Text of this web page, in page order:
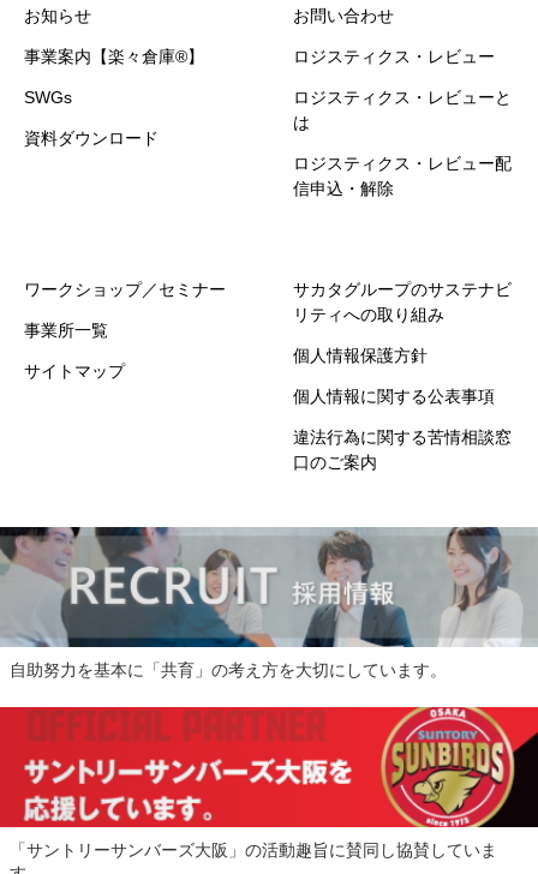
お知らせ
事業案内【楽々倉庫®】
SWGs
資料ダウンロード
お問い合わせ
ロジスティクス・レビュー
ロジスティクス・レビューと
は
ロジスティクス・レビュー配
信申込・解除
ワークショップ／セミナー
事業所一覧
サイトマップ
サカタグループのサステナビ
リティへの取り組み
個人情報保護方針
個人情報に関する公表事項
違法行為に関する苦情相談窓
口のご案内
自助努力を基本に「共育」の考え方を大切にしています。
「サントリーサンバーズ大阪」の活動趣旨に賛同し協賛していま